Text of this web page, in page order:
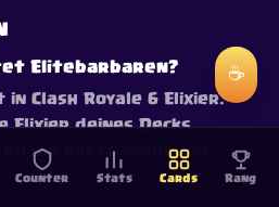
Counter Stats Cards Rang
Elitebarbaren?
Clash Royale 6 Elixier.
Elixier deines Decks
du die Karte wieder im
☕